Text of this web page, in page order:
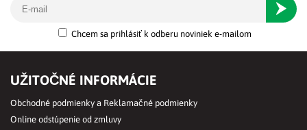
Chcem sa prihlásiť k odberu noviniek e-mailom
UŽITOČNÉ INFORMÁCIE
Obchodné podmienky a Reklamačné podmienky
Online odstúpenie od zmluvy